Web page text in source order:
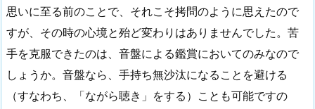
思いに至る前のことで、それこそ拷問のように思えたので
すが、その時の心境と殆ど変わりはありませんでした。苦
手を克服できたのは、音盤による鑑賞においてのみなので
しょうか。音盤なら、手持ち無沙汰になることを避ける
（すなわち、「ながら聴き」をする）ことも可能ですの